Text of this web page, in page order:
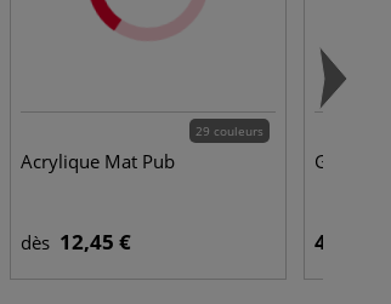
29 couleurs
Acrylique Mat Pub
dès 12,45 €
Gel
44,95 €